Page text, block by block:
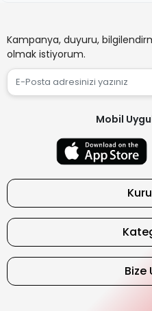
Kampanya, duyuru,
olmak istiyorum.
Mobil
Bize